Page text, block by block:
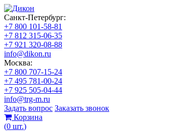
Санкт-Петербург:
+7 800 101-58-81
+7 812 315-06-35
+7 921 320-08-88
info@dikon.ru
Москва:
+7 800 707-15-24
+7 495 781-00-24
+7 925 505-04-44
info@trg-m.ru
Задать вопрос Заказать звонок
Корзина
(0 шт.)